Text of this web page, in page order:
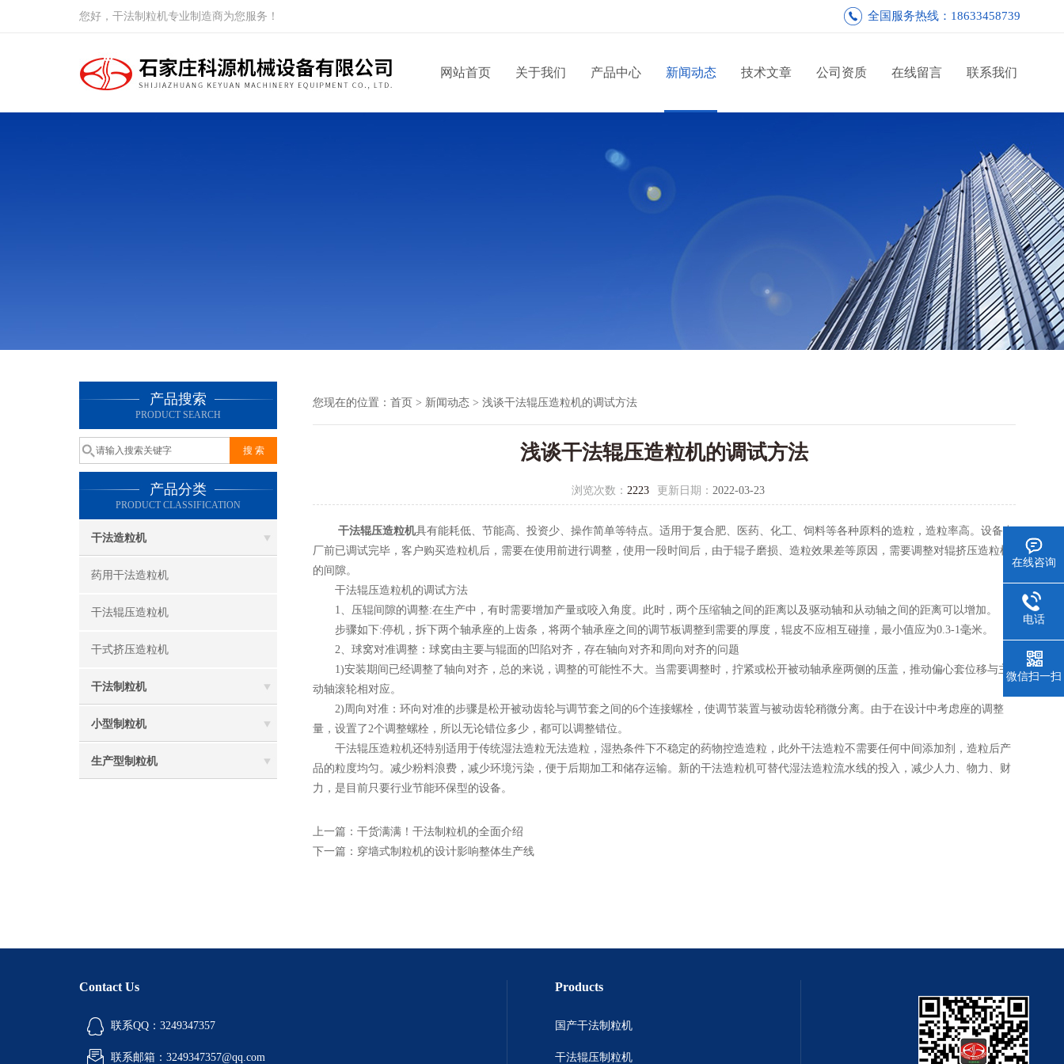
您好，干法制粒机专业制造商为您服务！ 全国服务热线：18633458739
网站首页 关于我们 产品中心 新闻动态 技术文章 公司资质 在线留言 联系我们
产品搜索
PRODUCT SEARCH
产品分类
PRODUCT CLASSIFICATION
干法造粒机
药用干法造粒机
干法辊压造粒机
干式挤压造粒机
干法制粒机
小型制粒机
生产型制粒机
您现在的位置： 首页 > 新闻动态 > 浅谈干法辊压造粒机的调试方法
浅谈干法辊压造粒机的调试方法
浏览次数： 2223 更新日期： 2022-03-23
干法辊压造粒机具有能耗低、节能高、投资少、操作简单等特点。适用于复合肥、医药、化工、饲料等各种原料的造粒，造粒率高。设备出
厂前已调试完毕，客户购买造粒机后，需要在使用前进行调整，使用一段时间后，由于辊子磨损、造粒效果差等原因，需要调整对辊挤压造粒机
的间隙。
干法辊压造粒机的调试方法
1、压辊间隙的调整:在生产中，有时需要增加产量或咬入角度。此时，两个压缩轴之间的距离以及驱动轴和从动轴之间的距离可以增加。
步骤如下:停机，拆下两个轴承座的上齿条，将两个轴承座之间的调节板调整到需要的厚度，辊皮不应相互碰撞，最小值应为0.3-1毫米。
2、球窝对准调整：球窝由主要与辊面的凹陷对齐，存在轴向对齐和周向对齐的问题
1)安装期间已经调整了轴向对齐，总的来说，调整的可能性不大。当需要调整时，拧紧或松开被动轴承座两侧的压盖，推动偏心套位移与主
动轴滚轮相对应。
2)周向对准：环向对准的步骤是松开被动齿轮与调节套之间的6个连接螺栓，使调节装置与被动齿轮稍微分离。由于在设计中考虑座的调整
量，设置了2个调整螺栓，所以无论错位多少，都可以调整错位。
干法辊压造粒机还特别适用于传统湿法造粒无法造粒，湿热条件下不稳定的药物控造造粒，此外干法造粒不需要任何中间添加剂，造粒后产
品的粒度均匀。减少粉料浪费，减少环境污染，便于后期加工和储存运输。新的干法造粒机可替代湿法造粒流水线的投入，减少人力、物力、财
力，是目前只要行业节能环保型的设备。
上一篇： 干货满满！干法制粒机的全面介绍
下一篇： 穿墙式制粒机的设计影响整体生产线
Contact Us
联系QQ：3249347357
联系邮箱：3249347357@qq.com
Products
国产干法制粒机
干法辊压制粒机
在线咨询
电话
微信扫一扫